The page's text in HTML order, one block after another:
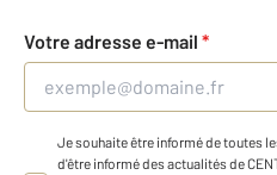
Votre adresse e-mail *
Je souhaite être informé de toutes
d'être informé des actualités de